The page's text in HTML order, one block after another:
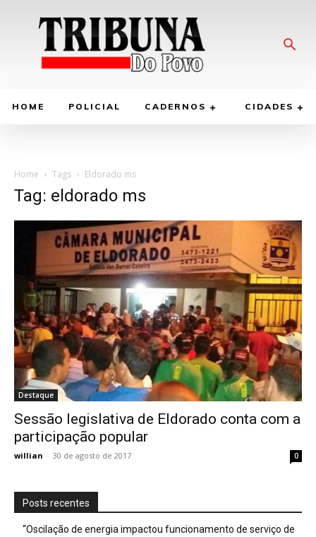
HOME POLICIAL CADERNOS CIDADES
Home Tags Eldorado ms
Tag: eldorado ms
Destaque
Sessão legislativa de Eldorado conta com a
participação popular
willian - 30 de agosto de 2017 0
Posts recentes
“Oscilação de energia impactou funcionamento de serviço de